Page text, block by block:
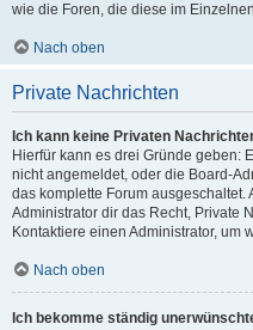
wie die Foren, die diese im
Nach oben
Private Nachrichten
Ich kann keine Privaten
Hierfür kann es drei Gründe geben:
nicht angemeldet, oder die Board-
das komplette Forum
Administrator dir das Recht, Private
Kontaktiere einen Administrator, um
Nach oben
Ich bekomme ständig